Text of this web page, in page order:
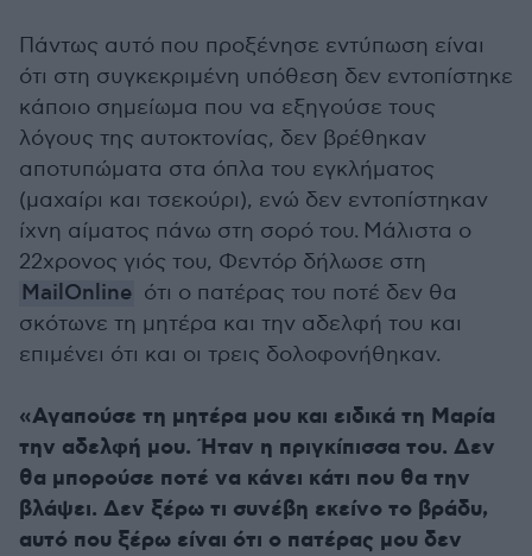
Πάντως αυτό που προξένησε εντύπωση είναι
ότι στη συγκεκριμένη υπόθεση δεν εντοπίστηκε
κάποιο σημείωμα που να εξηγούσε τους
λόγους της αυτοκτονίας, δεν βρέθηκαν
αποτυπώματα στα όπλα του εγκλήματος
(μαχαίρι και τσεκούρι), ενώ δεν εντοπίστηκαν
ίχνη αίματος πάνω στη σορό του. Μάλιστα ο
22χρονος γιός του, Φεντόρ δήλωσε στη
MailOnline ότι ο πατέρας του ποτέ δεν θα
σκότωνε τη μητέρα και την αδελφή του και
επιμένει ότι και οι τρεις δολοφονήθηκαν.
«Αγαπούσε τη μητέρα μου και ειδικά τη Μαρία
την αδελφή μου. Ήταν η πριγκίπισσα του. Δεν
θα μπορούσε ποτέ να κάνει κάτι που θα την
βλάψει. Δεν ξέρω τι συνέβη εκείνο το βράδυ,
αυτό που ξέρω είναι ότι ο πατέρας μου δεν